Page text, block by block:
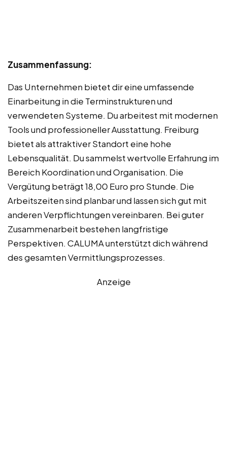
Zusammenfassung:
Das Unternehmen bietet dir eine umfassende
Einarbeitung in die Terminstrukturen und
verwendeten Systeme. Du arbeitest mit modernen
Tools und professioneller Ausstattung. Freiburg
bietet als attraktiver Standort eine hohe
Lebensqualität. Du sammelst wertvolle Erfahrung im
Bereich Koordination und Organisation. Die
Vergütung beträgt 18,00 Euro pro Stunde. Die
Arbeitszeiten sind planbar und lassen sich gut mit
anderen Verpflichtungen vereinbaren. Bei guter
Zusammenarbeit bestehen langfristige
Perspektiven. CALUMA unterstützt dich während
des gesamten Vermittlungsprozesses.
Anzeige